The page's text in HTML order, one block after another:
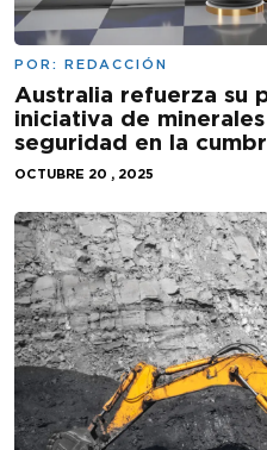
POR: REDACCIÓN
Australia refuerza su
iniciativa de
seguridad en la
OCTUBRE 20 , 2025